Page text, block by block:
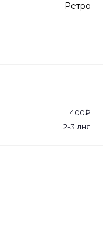
Ретро
400₽
2-3 дня